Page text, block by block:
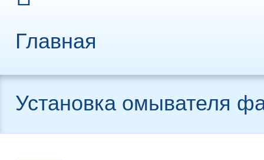
Главная
Установка омывателя